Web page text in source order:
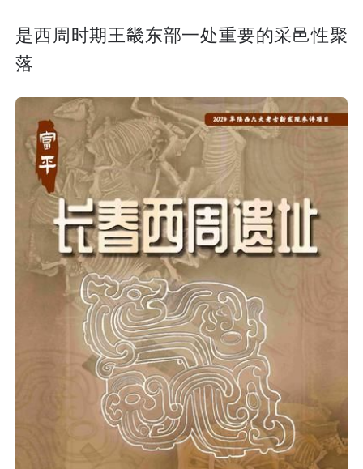
是西周时期王畿东部一处重要的采邑性聚
落